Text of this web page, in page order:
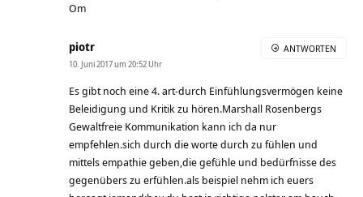
Om
piotr
10. Juni 2017 um 20:52 Uhr
Es gibt noch eine 4. art-durch Einfühlungsvermögen keine
Beleidigung und Kritik zu hören.Marshall Rosenbergs
Gewaltfreie Kommunikation kann ich da nur
empfehlen.sich durch die worte durch zu fühlen und
mittels empathie geben,die gefühle und bedürfnisse des
gegenübers zu erfühlen.als beispiel nehm ich euers
ANTWORTEN